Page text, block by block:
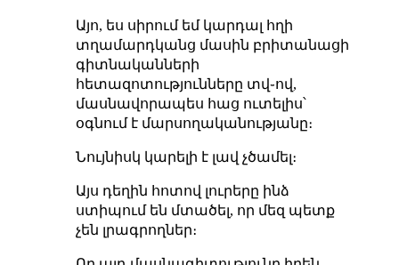
Այո, ես սիրում եմ կարդալ հղի
տղամարդկանց մասին բրիտանացի
գիտնականների
հետազոտությունները տվ֊ով,
մասնավորապես հաց ուտելիս՝
օգնում է մարսողականությանը։
Նույնիսկ կարելի է լավ չծամել։
Այս դեղին հոտով լուրերը ինձ
ստիպում են մտածել, որ մեզ պետք
չեն լրագրողներ։